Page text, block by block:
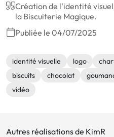
Création de l'identité
la Biscuiterie Magique.
Publiée le 04/07/2025
identité visuelle logo
biscuits
chocolat
vidéo
Autres réalisations de KimR